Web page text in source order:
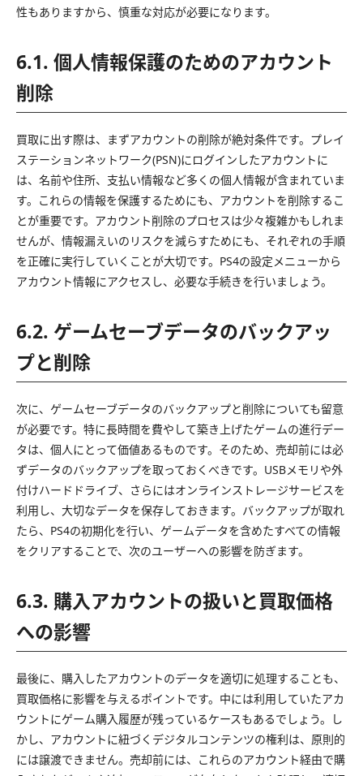
性もありますから、慎重な対応が必要になります。
6.1. 個人情報保護のためのアカウント
削除
買取に出す際は、まずアカウントの削除が絶対条件です。プレイ
ステーションネットワーク(PSN)にログインしたアカウントに
は、名前や住所、支払い情報など多くの個人情報が含まれていま
す。これらの情報を保護するためにも、アカウントを削除するこ
とが重要です。アカウント削除のプロセスは少々複雑かもしれま
せんが、情報漏えいのリスクを減らすためにも、それぞれの手順
を正確に実行していくことが大切です。PS4の設定メニューから
アカウント情報にアクセスし、必要な手続きを行いましょう。
6.2. ゲームセーブデータのバックアッ
プと削除
次に、ゲームセーブデータのバックアップと削除についても留意
が必要です。特に長時間を費やして築き上げたゲームの進行デー
タは、個人にとって価値あるものです。そのため、売却前には必
ずデータのバックアップを取っておくべきです。USBメモリや外
付けハードドライブ、さらにはオンラインストレージサービスを
利用し、大切なデータを保存しておきます。バックアップが取れ
たら、PS4の初期化を行い、ゲームデータを含めたすべての情報
をクリアすることで、次のユーザーへの影響を防ぎます。
6.3. 購入アカウントの扱いと買取価格
への影響
最後に、購入したアカウントのデータを適切に処理することも、
買取価格に影響を与えるポイントです。中には利用していたアカ
ウントにゲーム購入履歴が残っているケースもあるでしょう。し
かし、アカウントに紐づくデジタルコンテンツの権利は、原則的
には譲渡できません。売却前には、これらのアカウント経由で購